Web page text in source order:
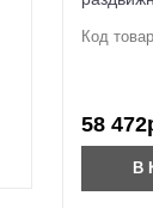
Код
58
В